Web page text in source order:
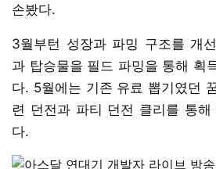
손봤다.
3월부턴 성장과 파밍 구조를 개
과 탑승물을 필드 파밍을 통해 획
다. 5월에는 기존 유료 뽑기였던
련 던전과 파티 던전 클리를 통
다.